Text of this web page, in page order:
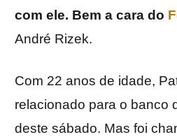
com ele. Bem a cara do
André Rizek.
Com 22 anos de idade,
relacionado para o banco
deste sábado. Mas foi